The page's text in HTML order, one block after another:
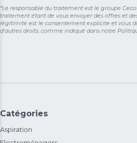
*Le responsable du traitement est le groupe
traitement étant de vous envoyer des offres et
légitimité est le consentement explicite et vous
d'autres droits, comme indiqué dans notre
Catégories
Aspiration